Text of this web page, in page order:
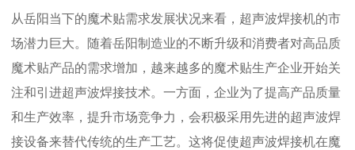
从岳阳当下的魔术贴需求发展状况来看，超声波焊接机的市
场潜力巨大。随着岳阳制造业的不断升级和消费者对高品质
魔术贴产品的需求增加，越来越多的魔术贴生产企业开始关
注和引进超声波焊接技术。一方面，企业为了提高产品质量
和生产效率，提升市场竞争力，会积极采用先进的超声波焊
接设备来替代传统的生产工艺。这将促使超声波焊接机在魔